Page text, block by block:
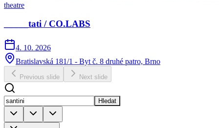
theatre
_____tati / CO.LABS
4. 10. 2026
Bratislavská 181/1 - Byt č. 8 druhé patro, Brno
Previous slide Next slide
Hledat